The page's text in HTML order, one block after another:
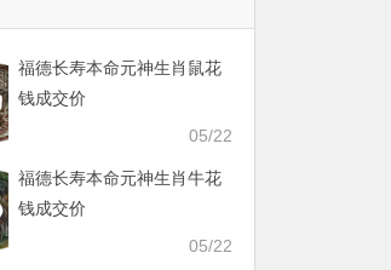
福德长寿本命元神生肖鼠花
钱成交价
05/22
福德长寿本命元神生肖牛花
钱成交价
05/22